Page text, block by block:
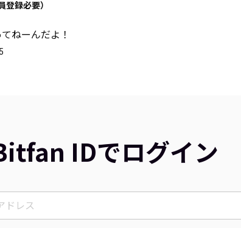
登録必要）
ねーんだよ！
IDでログイン